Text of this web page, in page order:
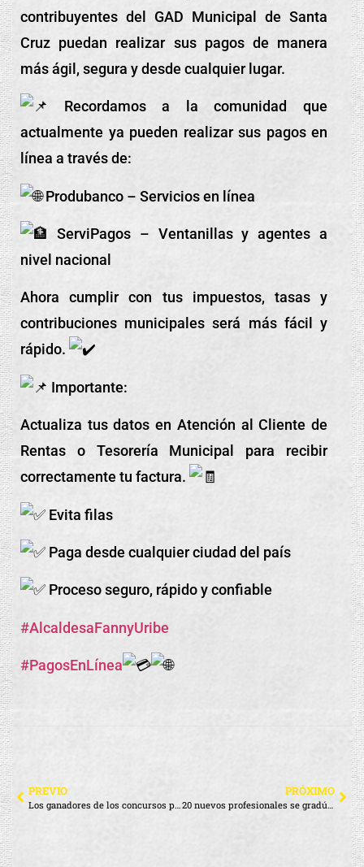
contribuyentes del GAD Municipal de Santa
Cruz puedan realizar sus pagos de manera
más ágil, segura y desde cualquier lugar.
Recordamos a la comunidad que
actualmente ya pueden realizar sus pagos en
línea a través de:
Produbanco – Servicios en línea
ServiPagos – Ventanillas y agentes a
nivel nacional
Ahora cumplir con tus impuestos, tasas y
contribuciones municipales será más fácil y
rápido.
Importante:
Actualiza tus datos en Atención al Cliente de
Rentas o Tesorería Municipal para recibir
correctamente tu factura.
Evita filas
Paga desde cualquier ciudad del país
Proceso seguro, rápido y confiable
#AlcaldesaFannyUribe
#PagosEnLínea
PREVIO PRÓXIMO
20 nuevos profesionales se gradúan en Santa Cruz